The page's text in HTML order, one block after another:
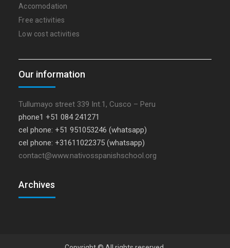
Accomodation
Free activities
Low cost activities
Our information
Tullumayo street 339 Int.1, Cusco – Peru
phone1 +51 084 241271
cel phone: +51 951053246 (whatsapp)
cel phone: +31611022375 (whatsapp)
contact@www.nativosspanishschool.org
Archives